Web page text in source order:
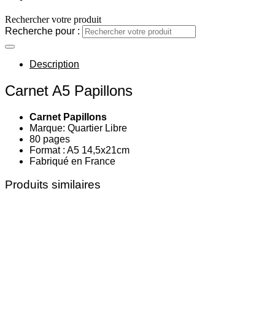
Rechercher votre produit
Recherche pour :
Description
Carnet A5 Papillons
Carnet Papillons
Marque: Quartier Libre
80 pages
Format : A5 14,5x21cm
Fabriqué en France
Produits similaires